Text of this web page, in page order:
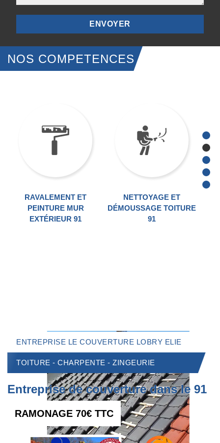
ENTREPRISE LE COUVERTURE LOBRY ELIE
TOITURE - CHARPENTE - ZINGEURIE
Entreprise de couverture dans le 91
RAMONAGE 70€ TTC
NOS COMPETENCES
RAVALEMENT ET
PEINTURE MUR
EXTÉRIEUR 91
NETTOYAGE ET
DÉMOUSSAGE TOITURE
91